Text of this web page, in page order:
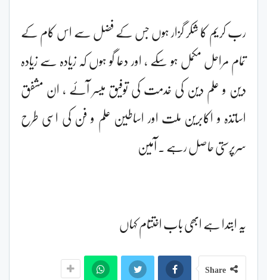
رب کریم کا شکر گزار ہوں جس کے فضل سے اس کام کے
تمام مراحل مکمل ہو سکے ، اور دعا گو ہوں کہ زیادہ سے زیادہ
دین و علم دین کی خدمت کی توفیق میسر آئے ، ان مشفق
اساتذہ و اکابرین ملت اور اساطین علم و فن کی اسی طرح
سرپرستی حاصل رہے ۔ آمین
یہ ابتدا ہے ابھی باب اختتام کہاں
Share